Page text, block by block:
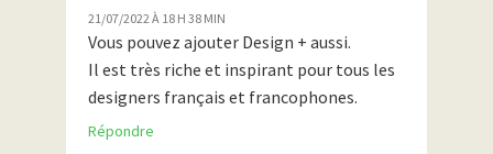
21/07/2022 À 18 H 38 MIN
Vous pouvez ajouter Design + aussi.
Il est très riche et inspirant pour tous les
designers français et francophones.
Répondre